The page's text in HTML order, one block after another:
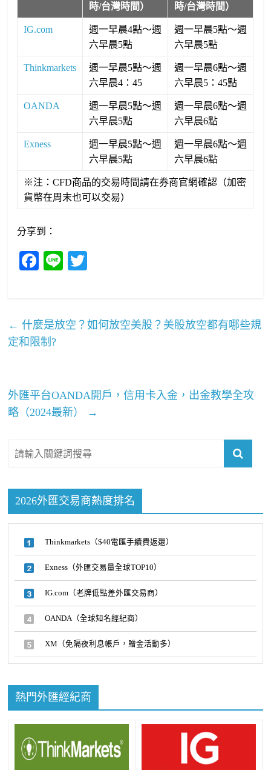
時/台灣時間）
時/台灣時間）
IG.com
週一早晨4點～週
六早晨5點
週一早晨5點～週
六早晨5點
Thinkmarkets
週一早晨5點～週
六早晨4：45
週一早晨6點～週
六早晨5：45點
OANDA
週一早晨5點～週
六早晨5點
週一早晨6點～週
六早晨6點
Exness
週一早晨5點～週
六早晨5點
週一早晨6點～週
六早晨6點
※注：CFD商品的交易時間請在券商官網確認（加密
貨幣在周末也可以交易）
分享到：
Fa
ce
ok
Li
ne
r
← 什麼是放空？如何放空美股？美股放空都有哪些規
定和限制?
外匯平台OANDA開戶，信用卡入金，出金教學全攻
略（2024最新）
→
2026外匯交易商熱度排名
Thinkmarkets（$40電匯手續費返還）
Exness（外匯交易量全球TOP10）
IG.com（老牌低點差外匯交易商）
OANDA（全球知名經紀商）
XM（免隔夜利息帳戶，贈金活動多）
熱門外匯經紀商